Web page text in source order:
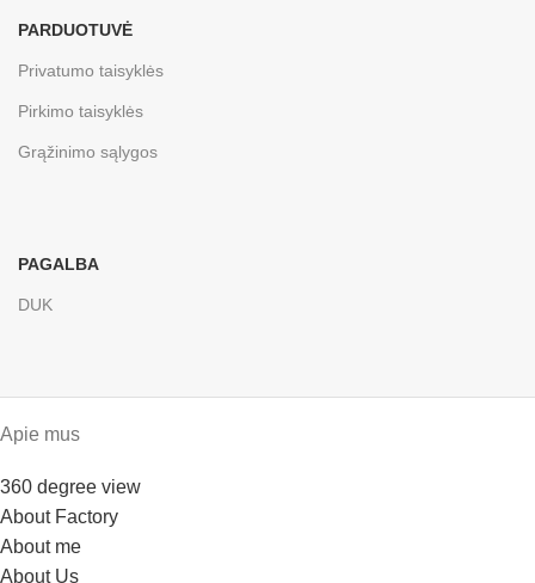
PARDUOTUVĖ
Privatumo taisyklės
Pirkimo taisyklės
Grąžinimo sąlygos
PAGALBA
DUK
Apie mus
360 degree view
About Factory
About me
About Us